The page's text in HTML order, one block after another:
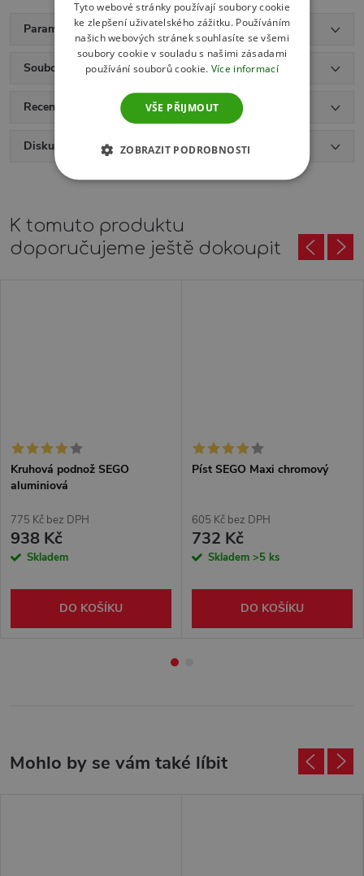
Parametry produktu
Soubory ke stažení
Recenze (5)
Diskuse
K tomuto produktu
doporučujeme ještě dokoupit
Kruhová podnož SEGO
aluminiová
775 Kč bez DPH
938 Kč
Skladem
DO KOŠÍKU
Píst SEGO Maxi chromový
605 Kč bez DPH
732 Kč
Skladem >5 ks
DO KOŠÍKU
Tyto webové stránky používají soubory cookie
ke zlepšení uživatelského zážitku. Používáním
našich webových stránek souhlasíte se všemi
soubory cookie v souladu s našimi zásadami
používání souborů cookie. Více informací
VŠE PŘIJMOUT
ZOBRAZIT PODROBNOSTI